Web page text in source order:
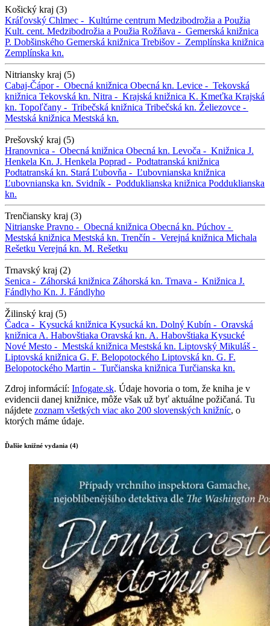
Košický kraj (3)
Kráľovský Chlmec - Kultúrne centrum Medzibodrožia a Použia
Kult. cent. Medzibodrožia a Použia Rožňava - Gemerská knižnica
P. Dobšinského Gemerská knižnica Trebišov - Zemplínska knižnica
Zemplínska kn.
Nitriansky kraj (5)
Cabaj-Čápor - Obecná knižnica Obecná kn. Levice - Tekovská
knižnica Tekovská kn. Nitra - Krajská knižnica K. Kmeťka Krajská
kn. Topoľčany - Tribečská knižnica Tribečská kn. Želiezovce -
Mestská knižnica Mestská kn.
Prešovský kraj (5)
Hranovnica - Obecná knižnica Obecná kn. Levoča - Knižnica J.
Henkela Kn. J. Henkela Poprad - Podtatranská knižnica
Podtatranská kn. Stará Ľubovňa - Ľubovnianska knižnica
Ľubovnianska kn. Svidník - Podduklianska knižnica Podduklianska
kn.
Trenčiansky kraj (3)
Nitrianske Pravno - Obecná knižnica Obecná kn. Púchov -
Mestská knižnica Mestská kn. Trenčín - Verejná knižnica Michala
Rešetku Verejná kn. M. Rešetku
Trnavský kraj (2)
Senica - Záhorská knižnica Záhorská kn. Trnava - Knižnica J.
Fándlyho Kn. J. Fándlyho
Žilinský kraj (5)
Čadca - Kysucká knižnica Kysucká kn. Dolný Kubín - Oravská
knižnica A. Habovštiaka Oravská kn. A. Habovštiaka Kysucké
Nové Mesto - Mestská knižnica Mestská kn. Liptovský Mikuláš -
Liptovská knižnica G. F. Belopotockého Liptovská kn. G. F.
Belopotockého Martin - Turčianska knižnica Turčianska kn.
Zdroj informácií: Infogate.sk. Údaje hovoria o tom, že kniha je v
evidencii danej knižnice, môže však už byť aktuálne požičaná. Tu
nájdete zoznam všetkých viac ako 200 slovenských knižníc, o
ktorých máme údaje.
Ďalšie knižné vydania (4)